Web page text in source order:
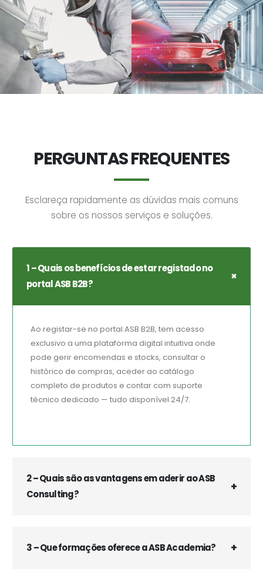
PERGUNTAS FREQUENTES
Esclareça rapidamente as dúvidas mais comuns
sobre os nossos serviços e soluções.
1 – Quais os benefícios de estar registado no
portal ASB B2B?
Ao registar-se no portal ASB B2B, tem acesso
exclusivo a uma plataforma digital intuitiva onde
pode gerir encomendas e stocks, consultar o
histórico de compras, aceder ao catálogo
completo de produtos e contar com suporte
técnico dedicado — tudo disponível 24/7.
2 – Quais são as vantagens em aderir ao ASB
Consulting?
3 – Que formações oferece a ASB Academia?